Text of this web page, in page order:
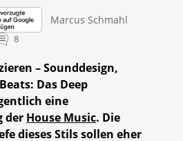
Marcus Schmahl
8
– Sounddesign,
Das Deep
eine
der House Music. Die
dieses Stils sollen eher